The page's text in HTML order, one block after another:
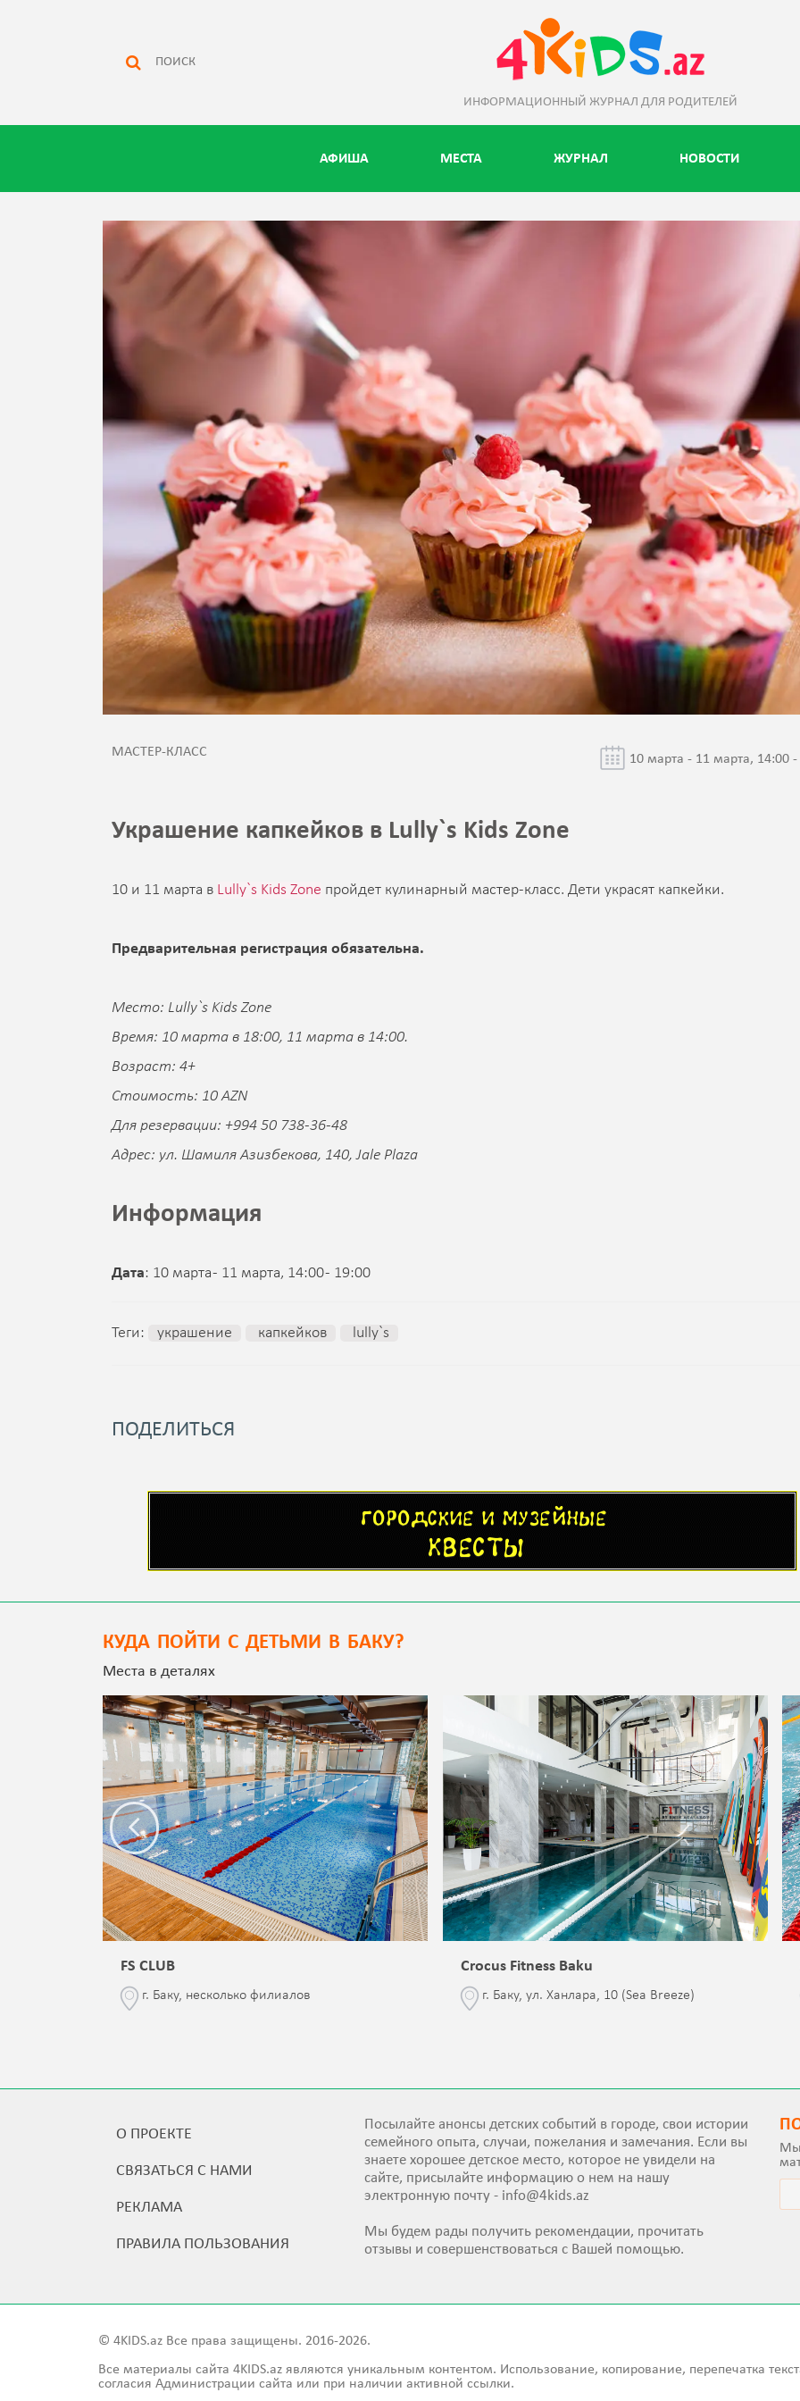
ИНФОРМАЦИОННЫЙ ЖУРНАЛ ДЛЯ РОДИТЕЛЕЙ
АФИША МЕСТА ЖУРНАЛ НОВОСТИ
МАСТЕР-КЛАСС 10 марта - 11 марта, 14:00 -
Украшение капкейков в Lully`s Kids Zone
10 и 11 марта в Lully`s Kids Zone пройдет кулинарный мастер-класс. Дети украсят капкейки.
Предварительная регистрация обязательна.
Место: Lully`s Kids Zone
Время: 10 марта в 18:00, 11 марта в 14:00.
Возраст: 4+
Стоимость: 10 AZN
Для резервации: +994 50 738-36-48
Адрес: ул. Шамиля Азизбекова, 140, Jale Plaza
Информация
Дата: 10 марта - 11 марта, 14:00 - 19:00
Теги: украшение капкейков lully`s
ПОДЕЛИТЬСЯ
КУДА ПОЙТИ С ДЕТЬМИ В БАКУ?
Места в деталях
FS CLUB
г. Баку, несколько филиалов
Crocus Fitness Baku
г. Баку, ул. Ханлара, 10 (Sea Breeze)
О ПРОЕКТЕ
СВЯЗАТЬСЯ С НАМИ
РЕКЛАМА
ПРАВИЛА ПОЛЬЗОВАНИЯ
Посылайте анонсы детских событий в городе, свои истории
семейного опыта, случаи, пожелания и замечания. Если вы
знаете хорошее детское место, которое не увидели на
сайте, присылайте информацию о нем на нашу
электронную почту - info@4kids.az
Мы будем рады получить рекомендации, прочитать
отзывы и совершенствоваться с Вашей помощью.
Мы
© 4KIDS.az Все права защищены. 2016-2026.
Все материалы сайта 4KIDS.az являются уникальным контентом. Использование, копирование, перепечатка
согласия Администрации сайта или при наличии активной ссылки.